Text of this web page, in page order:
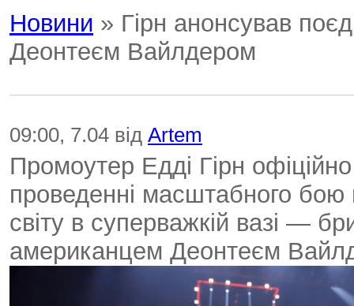
Новини » Гірн анонсував
Деонтеєм Вайлдером
09:00, 7.04 від Artem
Промоутер Едді Гірн
проведенні масштабного
світу в суперважкій вазі —
американцем Деонтеєм